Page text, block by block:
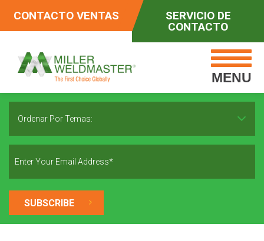
CONTACTO VENTAS
SERVICIO DE
CONTACTO
MENU
Ordenar Por Temas: